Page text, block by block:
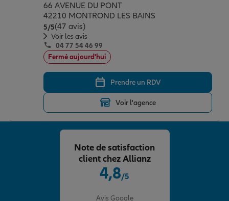
66 AVENUE DU PONT
42210 MONTROND LES BAINS
5/5Note de 5 sur 5
(47 avis)
Voir les avis
04 77 54 46 99
Fermé aujourd'hui
Prendre un RDV
Voir l'agence
4,8/5
Avis Google
Note de satisfaction
client chez Allianz